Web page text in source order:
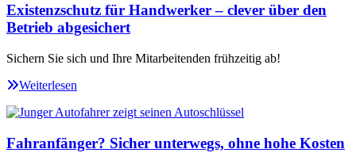
Existenzschutz für Handwerker – clever über den
Betrieb abgesichert
Sichern Sie sich und Ihre Mitarbeitenden frühzeitig ab!
Weiterlesen
Fahranfänger? Sicher unterwegs, ohne hohe Kosten